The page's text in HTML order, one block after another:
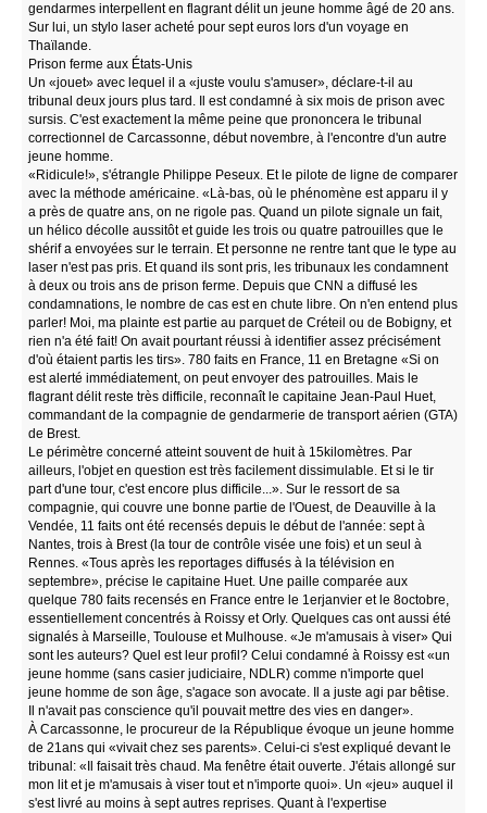
gendarmes interpellent en flagrant délit un jeune homme âgé de 20 ans.
Sur lui, un stylo laser acheté pour sept euros lors d'un voyage en
Thaïlande.
Prison ferme aux États-Unis
Un «jouet» avec lequel il a «juste voulu s'amuser», déclare-t-il au
tribunal deux jours plus tard. Il est condamné à six mois de prison avec
sursis. C'est exactement la même peine que prononcera le tribunal
correctionnel de Carcassonne, début novembre, à l'encontre d'un autre
jeune homme.
«Ridicule!», s'étrangle Philippe Peseux. Et le pilote de ligne de comparer
avec la méthode américaine. «Là-bas, où le phénomène est apparu il y
a près de quatre ans, on ne rigole pas. Quand un pilote signale un fait,
un hélico décolle aussitôt et guide les trois ou quatre patrouilles que le
shérif a envoyées sur le terrain. Et personne ne rentre tant que le type au
laser n'est pas pris. Et quand ils sont pris, les tribunaux les condamnent
à deux ou trois ans de prison ferme. Depuis que CNN a diffusé les
condamnations, le nombre de cas est en chute libre. On n'en entend plus
parler! Moi, ma plainte est partie au parquet de Créteil ou de Bobigny, et
rien n'a été fait! On avait pourtant réussi à identifier assez précisément
d'où étaient partis les tirs». 780 faits en France, 11 en Bretagne «Si on
est alerté immédiatement, on peut envoyer des patrouilles. Mais le
flagrant délit reste très difficile, reconnaît le capitaine Jean-Paul Huet,
commandant de la compagnie de gendarmerie de transport aérien (GTA)
de Brest.
Le périmètre concerné atteint souvent de huit à 15kilomètres. Par
ailleurs, l'objet en question est très facilement dissimulable. Et si le tir
part d'une tour, c'est encore plus difficile...». Sur le ressort de sa
compagnie, qui couvre une bonne partie de l'Ouest, de Deauville à la
Vendée, 11 faits ont été recensés depuis le début de l'année: sept à
Nantes, trois à Brest (la tour de contrôle visée une fois) et un seul à
Rennes. «Tous après les reportages diffusés à la télévision en
septembre», précise le capitaine Huet. Une paille comparée aux
quelque 780 faits recensés en France entre le 1erjanvier et le 8octobre,
essentiellement concentrés à Roissy et Orly. Quelques cas ont aussi été
signalés à Marseille, Toulouse et Mulhouse. «Je m'amusais à viser» Qui
sont les auteurs? Quel est leur profil? Celui condamné à Roissy est «un
jeune homme (sans casier judiciaire, NDLR) comme n'importe quel
jeune homme de son âge, s'agace son avocate. Il a juste agi par bêtise.
Il n'avait pas conscience qu'il pouvait mettre des vies en danger».
À Carcassonne, le procureur de la République évoque un jeune homme
de 21ans qui «vivait chez ses parents». Celui-ci s'est expliqué devant le
tribunal: «Il faisait très chaud. Ma fenêtre était ouverte. J'étais allongé sur
mon lit et je m'amusais à viser tout et n'importe quoi». Un «jeu» auquel il
s'est livré au moins à sept autres reprises. Quant à l'expertise